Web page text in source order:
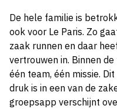
De hele familie is
ook voor Le Paris. Zo
zaak runnen en daar
vertrouwen in. Binnen
één team, één missie.
druk is in een van de
groepsapp verschijnt